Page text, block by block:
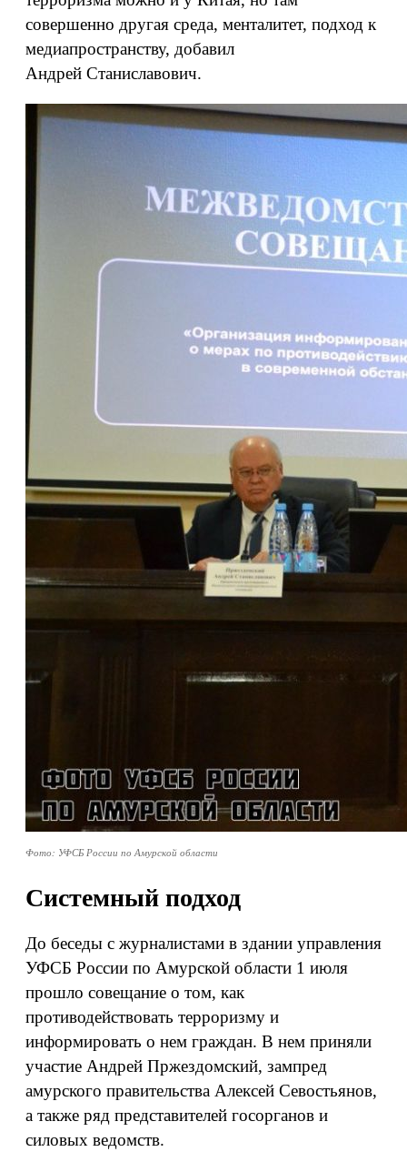
совершенно другая среда, менталитет, подход к
медиапространству, добавил
Андрей Станиславович.
Фото: УФСБ России по Амурской области
Системный подход
До беседы с журналистами в здании управления
УФСБ России по Амурской области 1 июля
прошло совещание о том, как
противодействовать терроризму и
информировать о нем граждан. В нем приняли
участие Андрей Пржездомский, зампред
амурского правительства Алексей Севостьянов,
а также ряд представителей госорганов и
силовых ведомств.